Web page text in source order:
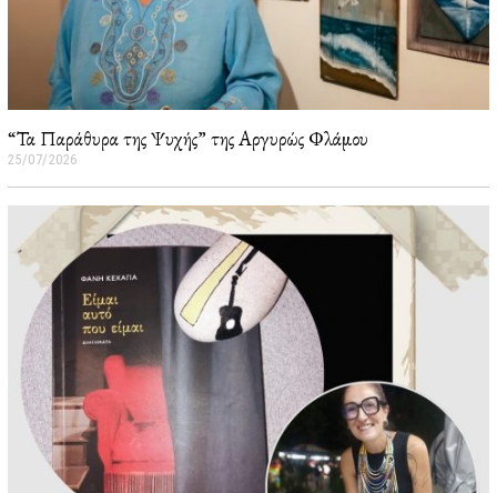
“Τα Παράθυρα της Ψυχής” της Αργυρώς Φλάμου
25/07/2026
7
/
2
0
2
6